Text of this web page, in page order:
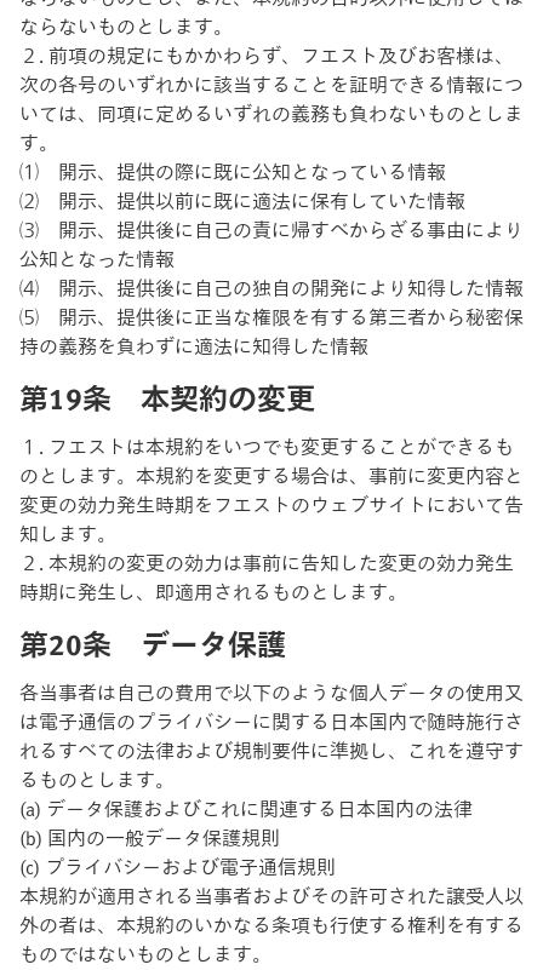
ならないものとします。
２. 前項の規定にもかかわらず、フエスト及びお客様は、
次の各号のいずれかに該当することを証明できる情報につ
いては、同項に定めるいずれの義務も負わないものとしま
す。
⑴ 開示、提供の際に既に公知となっている情報
⑵ 開示、提供以前に既に適法に保有していた情報
⑶ 開示、提供後に自己の責に帰すべからざる事由により
公知となった情報
⑷ 開示、提供後に自己の独自の開発により知得した情報
⑸ 開示、提供後に正当な権限を有する第三者から秘密保
持の義務を負わずに適法に知得した情報
第19条 本契約の変更
１. フエストは本規約をいつでも変更することができるも
のとします。本規約を変更する場合は、事前に変更内容と
変更の効力発生時期をフエストのウェブサイトにおいて告
知します。
２. 本規約の変更の効力は事前に告知した変更の効力発生
時期に発生し、即適用されるものとします。
第20条 データ保護
各当事者は自己の費用で以下のような個人データの使用又
は電子通信のプライバシーに関する日本国内で随時施行さ
れるすべての法律および規制要件に準拠し、これを遵守す
るものとします。
(a) データ保護およびこれに関連する日本国内の法律
(b) 国内の一般データ保護規則
(c) プライバシーおよび電子通信規則
本規約が適用される当事者およびその許可された譲受人以
外の者は、本規約のいかなる条項も行使する権利を有する
ものではないものとします。